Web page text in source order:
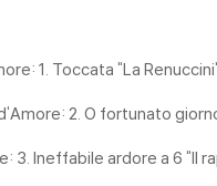
sumptuousness of the
something of a hodge-
listening across
some spectacular
1. Toccata "La
2. O fortunato
3. Ineffabile ardore a 6 "Il